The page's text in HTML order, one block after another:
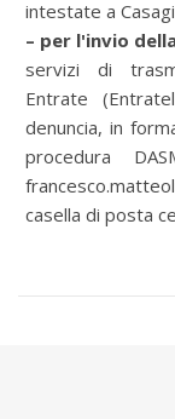
intestate a
– per l'invio
servizi di
Entrate
denuncia, in
procedura
casella di posta